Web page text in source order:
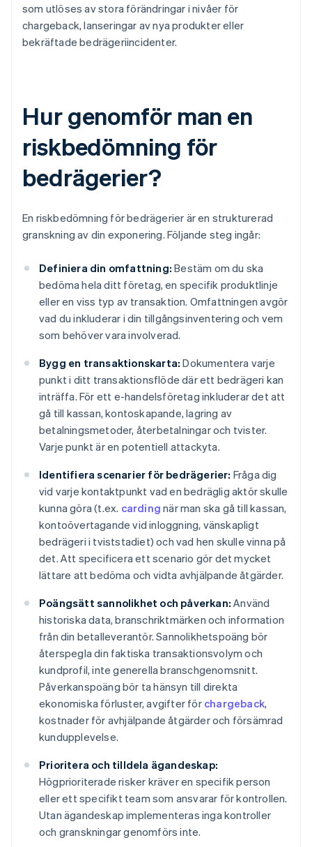
som utlöses av stora förändringar i nivåer för
chargeback, lanseringar av nya produkter eller
bekräftade bedrägeriincidenter.
Hur genomför man en
riskbedömning för
bedrägerier?
En riskbedömning för bedrägerier är en strukturerad
granskning av din exponering. Följande steg ingår:
Definiera din omfattning: Bestäm om du ska
bedöma hela ditt företag, en specifik produktlinje
eller en viss typ av transaktion. Omfattningen avgör
vad du inkluderar i din tillgångsinventering och vem
som behöver vara involverad.
Bygg en transaktionskarta: Dokumentera varje
punkt i ditt transaktionsflöde där ett bedrägeri kan
inträffa. För ett e-handelsföretag inkluderar det att
gå till kassan, kontoskapande, lagring av
betalningsmetoder, återbetalningar och tvister.
Varje punkt är en potentiell attackyta.
Identifiera scenarier för bedrägerier: Fråga dig
vid varje kontaktpunkt vad en bedräglig aktör skulle
kunna göra (t.ex. carding när man ska gå till kassan,
kontoövertagande vid inloggning, vänskapligt
bedrägeri i tviststadiet) och vad hen skulle vinna på
det. Att specificera ett scenario gör det mycket
lättare att bedöma och vidta avhjälpande åtgärder.
Poängsätt sannolikhet och påverkan: Använd
historiska data, branschriktmärken och information
från din betalleverantör. Sannolikhetspoäng bör
återspegla din faktiska transaktionsvolym och
kundprofil, inte generella branschgenomsnitt.
Påverkanspoäng bör ta hänsyn till direkta
ekonomiska förluster, avgifter för chargeback,
kostnader för avhjälpande åtgärder och försämrad
kundupplevelse.
Prioritera och tilldela ägandeskap:
Högprioriterade risker kräver en specifik person
eller ett specifikt team som ansvarar för kontrollen.
Utan ägandeskap implementeras inga kontroller
och granskningar genomförs inte.